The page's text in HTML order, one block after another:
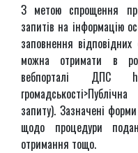
З метою спрощення
запитів на інформацію
заповнення
можна отримати в
вебпорталі ДПС
запиту). Зазначені
щодо процедури
отримання тощо.